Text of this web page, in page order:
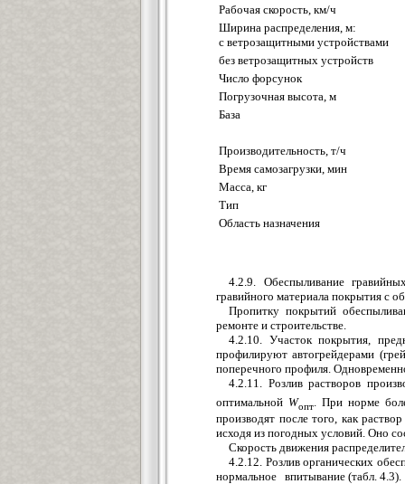
Рабочая скорость, км/ч
Ширина распределения, м:
с ветрозащитными устройствами
без ветрозащитных устройств
Число форсунок
Погрузочная высота, м
База
Производительность, т/ч
Время самозагрузки, мин
Масса, кг
Тип
Область назначения
4.2.9. Обеспыливание
гравийного материала покрытия с
Пропитку покрытий
ремонте и строительстве.
4.2.10. Участок покрытия,
профилируют автогрейдерами
поперечного профиля.
4.2.11. Розлив растворов
оптимальной Wопт. При норме
производят после того, как
исходя из погодных условий. Оно
Скорость движения
4.2.12. Розлив органических
нормальное впитывание (табл. 4.3).